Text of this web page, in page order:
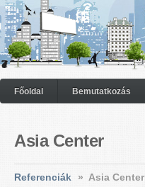
Főoldal Bemutatkozás
Asia Center
Referenciák » Asia Center